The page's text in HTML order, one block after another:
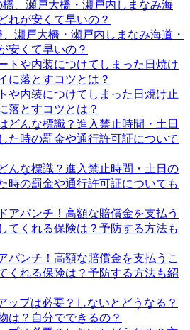
瀬戸大橋・瀬戸内しまなみ海道・
安くて早いの？
や内装につけてしまった日焼け止
落とすコツとは？
んな標識？進入禁止時間・土日の
時の罰金や通行許可証についても
パンチ！高額な賠償金を支払うこ
くれる保険は？予防する方法も紹